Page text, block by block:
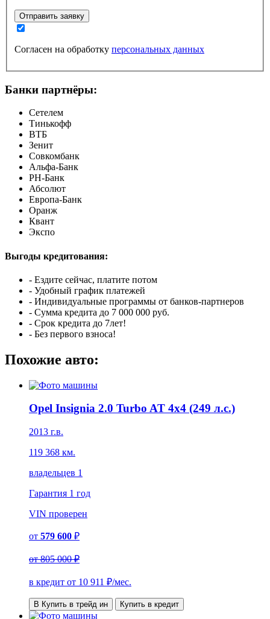
Отправить заявку
Согласен на обработку персональных данных
Банки партнёры:
Сетелем
Тинькофф
ВТБ
Зенит
Совкомбанк
Альфа-Банк
РН-Банк
Абсолют
Европа-Банк
Оранж
Квант
Экспо
Выгоды кредитования:
- Ездите сейчас, платите потом
- Удобный график платежей
- Индивидуальные программы от банков-партнеров
- Сумма кредита до 7 000 000 руб.
- Срок кредита до 7лет!
- Без первого взноса!
Похожие авто:
Opel Insignia 2.0 Turbo AT 4x4 (249 л.с.)
2013 г.в.
119 368 км.
владельцев 1
Гарантия 1 год
VIN проверен
от 579 600 ₽
от805 000 ₽
в кредит от 10 911 ₽/мес.
В Купить в трейд ин Купить в кредит